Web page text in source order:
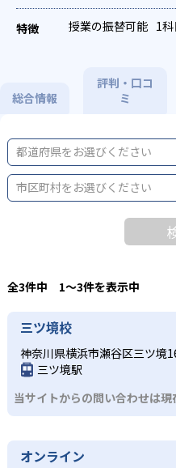
授業の振替可能 1
総合情報
評判・口コ
ミ
都道府県をお選びください
市区町村をお選びください
全3件中 1〜3件を表示中
三ツ境校
神奈川県横浜市瀬谷区三ツ境
三ツ境駅
当サイトからの問い合わせは
オンライン